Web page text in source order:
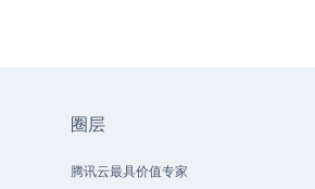
圈层
腾讯云最具价值专家